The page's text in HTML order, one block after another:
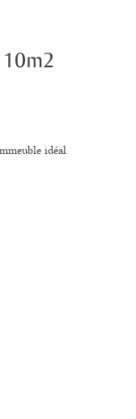
idéal